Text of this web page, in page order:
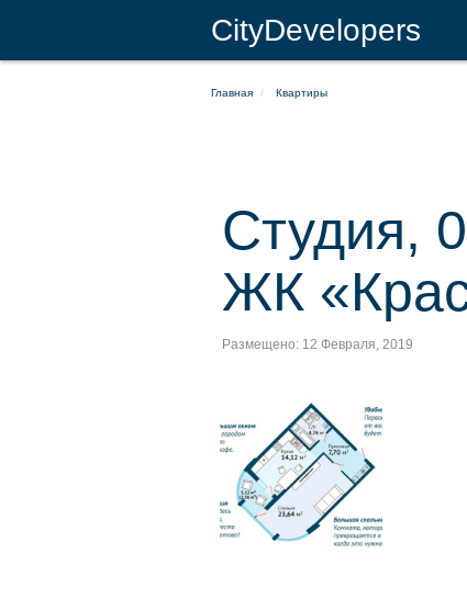
CityDevelopers
Главная Квартиры
Студия,
ЖК
Размещено: 12 Февраля, 2019